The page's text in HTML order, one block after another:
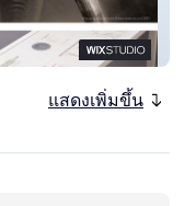
แสดงเพิ่มขึ้น